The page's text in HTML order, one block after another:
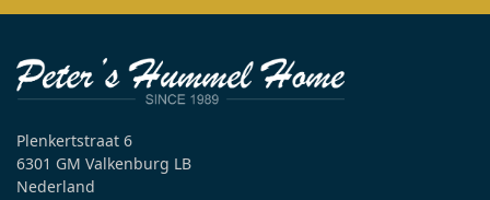
Plenkertstraat 6
6301 GM Valkenburg LB
Nederland